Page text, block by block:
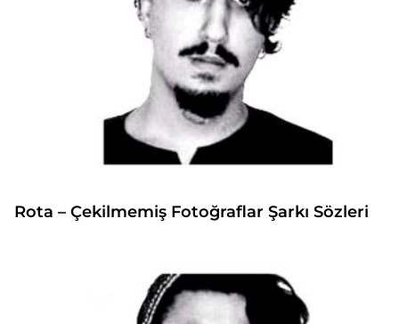
Rota – Çekilmemiş Fotoğraflar Şarkı Sözleri